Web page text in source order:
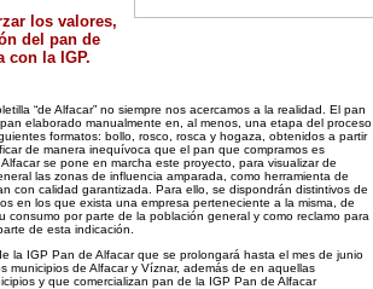
los valores,
del pan de
con la IGP.
“de Alfacar” no siempre nos acercamos a la realidad. El pan
elaborado manualmente en, al menos, una etapa del proceso
formatos: bollo, rosco, rosca y hogaza, obtenidos a partir
de manera inequívoca que el pan que compramos es
se pone en marcha este proyecto, para visualizar de
las zonas de influencia amparada, como herramienta de
con calidad garantizada. Para ello, se dispondrán distintivos de
en los que exista una empresa perteneciente a la misma, de
consumo por parte de la población general y como reclamo para
de esta indicación.
la IGP Pan de Alfacar que se prolongará hasta el mes de junio
municipios de Alfacar y Víznar, además de en aquellas
y que comercializan pan de la IGP Pan de Alfacar